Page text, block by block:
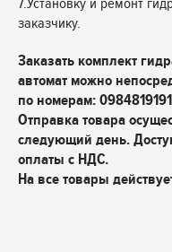
заказчику.
Заказать комплект
автомат можно
по номерам:
Отправка товара
следующий день.
оплаты с НДС.
На все товары